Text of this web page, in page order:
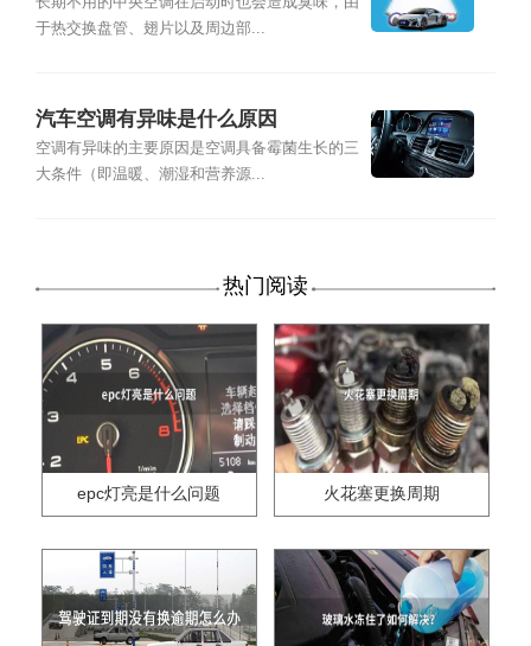
于热交换盘管、翅片以及周边部...
汽车空调有异味是什么原因
空调有异味的主要原因是空调具备霉菌生长的三
大条件（即温暖、潮湿和营养源...
热门阅读
epc灯亮是什么问题 火花塞更换周期